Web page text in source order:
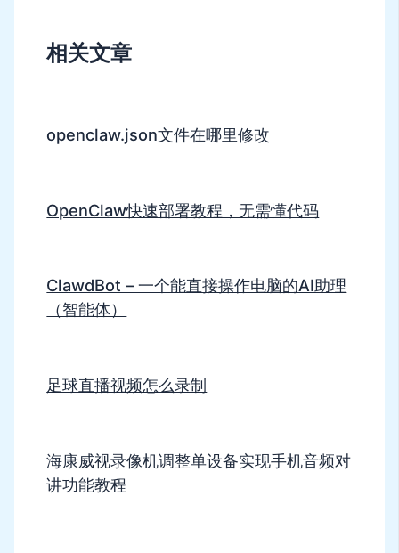
相关文章
openclaw.json文件在哪里修改
OpenClaw快速部署教程，无需懂代码
ClawdBot – 一个能直接操作电脑的AI助理
（智能体）
足球直播视频怎么录制
海康威视录像机调整单设备实现手机音频对
讲功能教程